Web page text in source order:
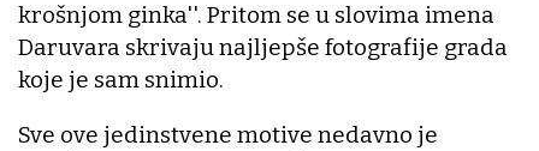
krošnjom ginka''. Pritom se u slovima imena
Daruvara skrivaju najljepše fotografije grada
koje je sam snimio.
Sve ove jedinstvene motive nedavno je